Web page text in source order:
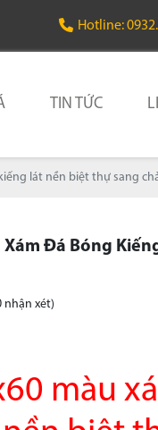
Hotline:
TIN TỨC
lát nền biệt thự sang
Đá Bóng
nhận xét)
màu